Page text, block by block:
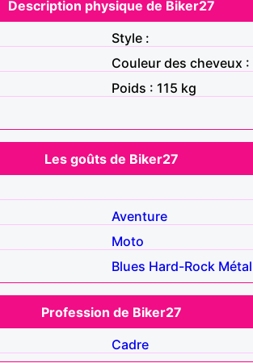
Description physique de Biker27
Style :
Couleur des cheveux :
Poids : 115 kg
Les goûts de Biker27
Aventure
Moto
Blues Hard-Rock Métal
Profession de Biker27
Cadre